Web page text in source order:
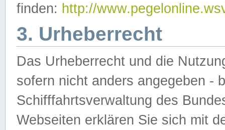
finden: http://
3. Urheberrecht
Das Urheberrecht und die
sofern nicht anders angegeben -
Schifffahrtsverwaltung des
Webseiten erklären Sie sich mit